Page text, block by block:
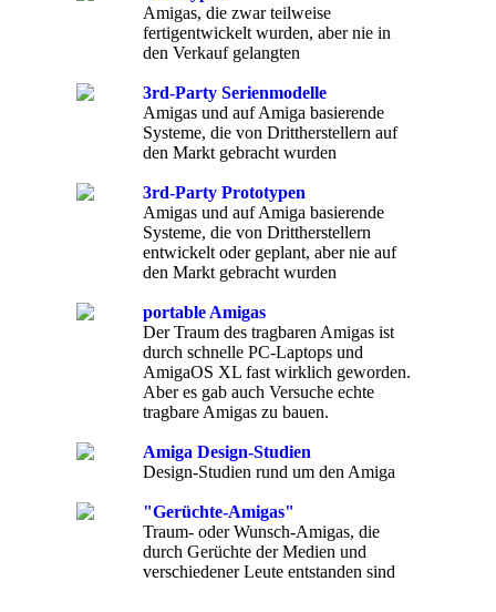
Amigas, die zwar teilweise
fertigentwickelt wurden, aber nie in
den Verkauf gelangten
3rd-Party Serienmodelle
Amigas und auf Amiga basierende
Systeme, die von Drittherstellern auf
den Markt gebracht wurden
3rd-Party Prototypen
Amigas und auf Amiga basierende
Systeme, die von Drittherstellern
entwickelt oder geplant, aber nie auf
den Markt gebracht wurden
portable Amigas
Der Traum des tragbaren Amigas ist
durch schnelle PC-Laptops und
AmigaOS XL fast wirklich geworden.
Aber es gab auch Versuche echte
tragbare Amigas zu bauen.
Amiga Design-Studien
Design-Studien rund um den Amiga
"Gerüchte-Amigas"
Traum- oder Wunsch-Amigas, die
durch Gerüchte der Medien und
verschiedener Leute entstanden sind